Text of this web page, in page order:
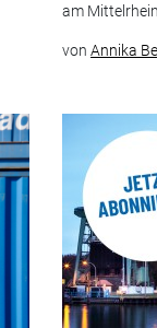
am
von Annika